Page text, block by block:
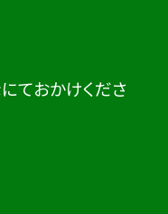
ておかけくださ